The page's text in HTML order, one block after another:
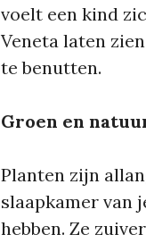
voelt een kind
Veneta laten
te benutten.
Groen en
Planten zijn
slaapkamer van
hebben. Ze